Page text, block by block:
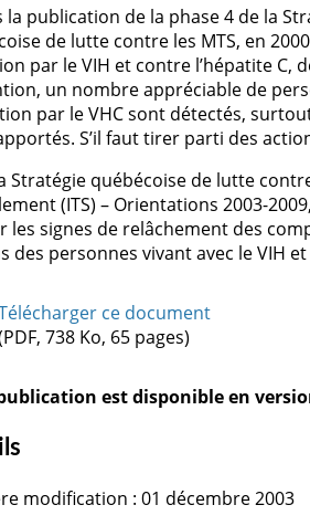
la publication de la phase 4 de la
de lutte contre les MTS, en
par le VIH et contre l’hépatite
un nombre appréciable de
par le VHC sont détectés,
S’il faut tirer parti des
Stratégie québécoise de lutte
(ITS) – Orientations 2003-
les signes de relâchement des
des personnes vivant avec le VIH
ce document
738 Ko, 65 pages)
est disponible en
modification : 01 décembre 2003